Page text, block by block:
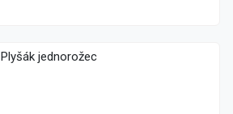
Plyšák jednorožec